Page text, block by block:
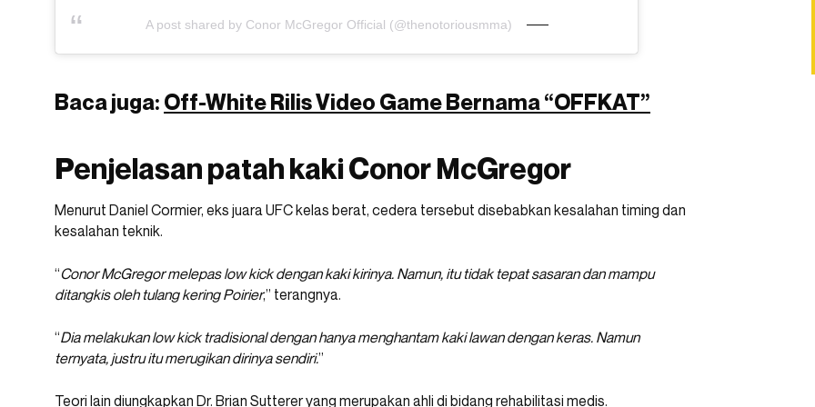
A post shared by Conor McGregor Official (@thenotoriousmma)
Baca juga: Off-White Rilis Video Game Bernama “OFFKAT”
Penjelasan patah kaki Conor McGregor
Menurut Daniel Cormier, eks juara UFC kelas berat, cedera tersebut disebabkan kesalahan timing dan
kesalahan teknik.
“Conor McGregor melepas low kick dengan kaki kirinya. Namun, itu tidak tepat sasaran dan mampu
ditangkis oleh tulang kering Poirier,” terangnya.
“Dia melakukan low kick tradisional dengan hanya menghantam kaki lawan dengan keras. Namun
ternyata, justru itu merugikan dirinya sendiri.”
Teori lain diungkapkan Dr. Brian Sutterer yang merupakan ahli di bidang rehabilitasi medis.